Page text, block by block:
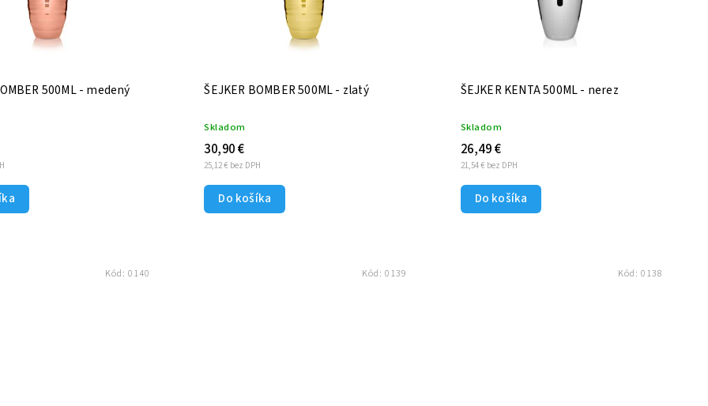
500ML - medený ŠEJKER BOMBER 500ML - zlatý
Skladom
25,12 € bez DPH
30,90 €
Do košíka
ŠEJKER KENTA 500ML - nerez
Skladom
21,54 € bez DPH
26,49 €
Do košíka
Kód:0140 Kód: 0139 Kód: 0138